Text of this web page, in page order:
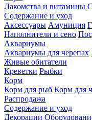
Лакомства и витамины
Содержание и уход
Аксессуары Амуниция
Наполнители и сено
Аквариумы
Аквариумы для черепах
Живые обитатели
Креветки Рыбки
Корм
Корм для рыб Корм для
Распродажа
Содержание и уход
Декорации